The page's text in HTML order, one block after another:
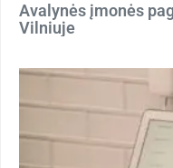
Avalynės įmonės
Vilniuje